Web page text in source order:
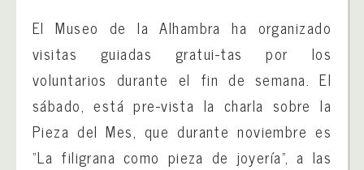
El Museo de la Alhambra ha organizado
visitas guiadas gratui-tas por los
voluntarios durante el fin de semana. El
sábado, está pre-vista la charla sobre la
Pieza del Mes, que durante noviembre es
“La filigrana como pieza de joyería”, a las